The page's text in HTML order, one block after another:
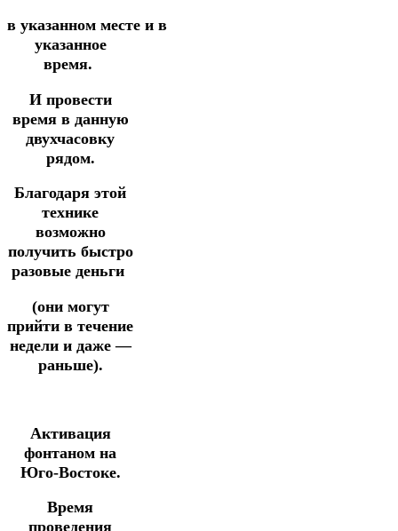
в указанном месте и в
указанное
время.
Ипровести
время в данную
двухчасовку
рядом.
Благодаря этой
технике
возможно
получить быстро
разовые деньги
(они могут
прийти в течение
недели и даже —
раньше).
Активация
фонтаном на
Юго-Востоке.
Время
проведения